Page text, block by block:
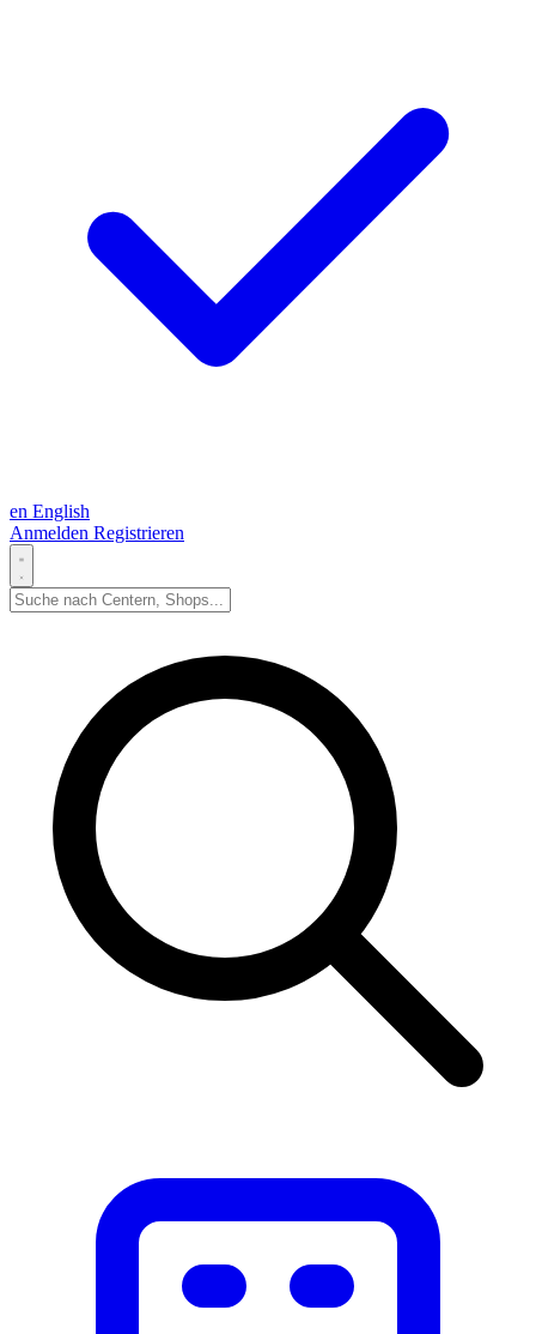
en English
Anmelden Registrieren